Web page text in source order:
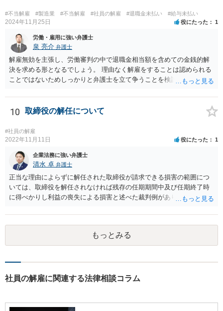
#不当解雇 #製造業 #不当解雇 #社員の解雇 #退職金未払い #給与未払い
2024年11月25日 役にたった 1
労働・雇用に強い弁護士
泉 亮介 弁護士
解雇無効を主張し、労働審判の中で退職金相当額を含めての金銭的解
決を求める形となるでしょう。 理由なく解雇をすることは認められる
ことではないためしっかりと弁護士を立て争うことを検討されて良い
10 取締役の解任について
#社員の解雇
2022年11月11日 役にたった 1
企業法務に強い弁護士
清水 卓 弁護士
正当な理由によらずに解任された取締役が請求できる損害の範囲につ
いては、取締役を解任されなければ残存の任期期間中及び任期終了時
に得べかりし利益の喪失による損害と述べた裁判例があります。 役員
ます。また、手当等異なる名称が使用されていても実質はこれらと同
じような性質の金員と判断されれば、損害に含まれる可能性がありま
す。 慰謝料や弁護士については、これらの損害に含まれないと述べる
裁判例もありますが、含まれるとする見解もあり、争いがあるところ
社として正式な手続きを経て無報酬と取り決めているということでし
か。これらも確認しておかれた方がよろしいかと思います。 辞任や任
もっとみる
社員の解雇に関連する法律相談コラム